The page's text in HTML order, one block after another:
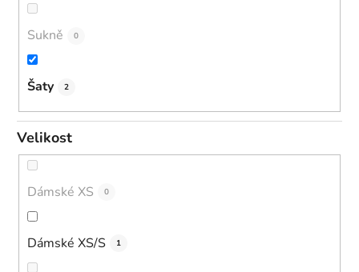
Sukně 0
Šaty 2
Velikost
Dámské XS 0
Dámské XS/S 1